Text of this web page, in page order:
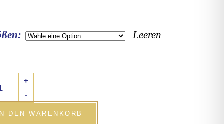
Leeren
-
+
IN DEN WARENKORB